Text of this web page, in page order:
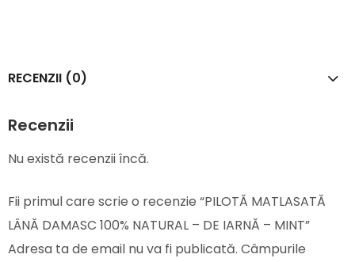
RECENZII (0)
Recenzii
Nu există recenzii încă.
Fii primul care scrie o recenzie “PILOTĂ MATLASATĂ
LÂNĂ DAMASC 100% NATURAL – DE IARNĂ – MINT”
Adresa ta de email nu va fi publicată. Câmpurile